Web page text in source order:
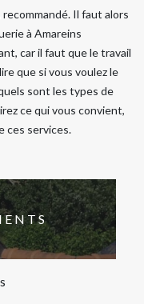
Il faut alors
à Amareins
car il faut que le travail
que si vous voulez le
sont les types de
ce qui vous convient,
ces services.